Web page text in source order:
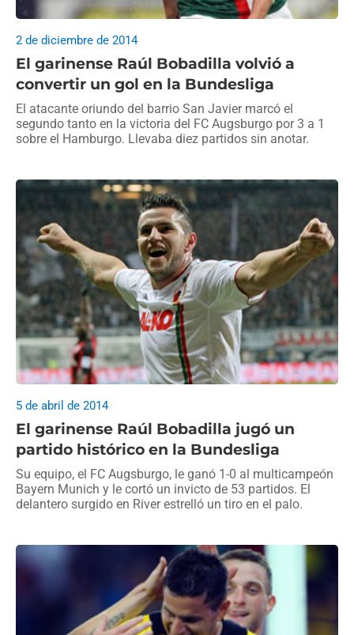
El garinense Raúl Bobadilla volvió a
convertir un gol en la Bundesliga
2 de diciembre de 2014
El atacante oriundo del barrio San Javier marcó el
segundo tanto en la victoria del FC Augsburgo por 3 a 1
sobre el Hamburgo. Llevaba diez partidos sin anotar.
El garinense Raúl Bobadilla jugó un
partido histórico en la Bundesliga
5 de abril de 2014
Su equipo, el FC Augsburgo, le ganó 1-0 al multicampeón
Bayern Munich y le cortó un invicto de 53 partidos. El
delantero surgido en River estrelló un tiro en el palo.